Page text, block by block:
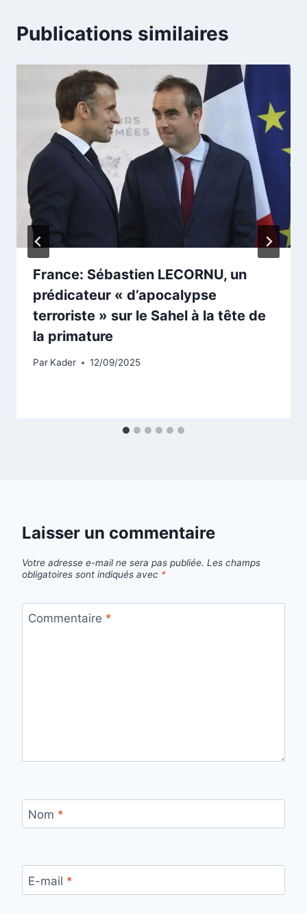
Publications similaires
France: Sébastien LECORNU, un
prédicateur « d’apocalypse
terroriste » sur le Sahel à la tête de
la primature
Par Kader 12/09/2025
Laisser un commentaire
Votre adresse e-mail ne sera pas publiée. Les champs
obligatoires sont indiqués avec *
Commentaire *
Nom *
E-mail *